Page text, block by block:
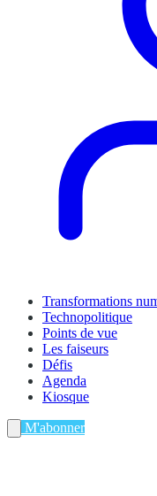
Transformations
Technopolitique
Points de vue
Les faiseurs
Défis
Agenda
Kiosque
M'abonner